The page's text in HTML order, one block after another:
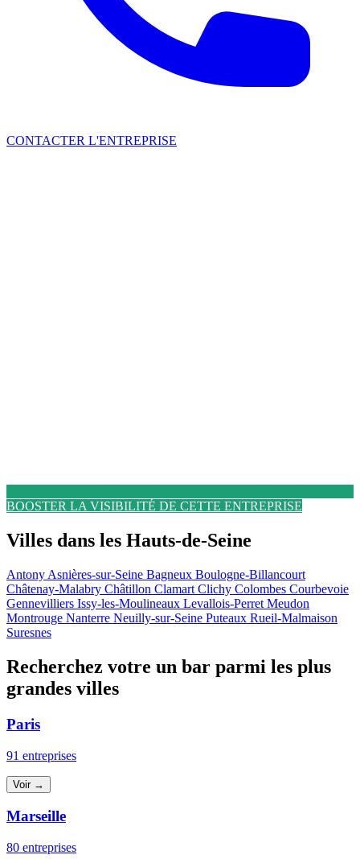
CONTACTER L'ENTREPRISE
BOOSTER LA VISIBILITÉ DE CETTE ENTREPRISE
Villes dans les Hauts-de-Seine
Antony Asnières-sur-Seine Bagneux Boulogne-Billancourt
Châtenay-Malabry Châtillon Clamart Clichy Colombes Courbevoie
Gennevilliers Issy-les-Moulineaux Levallois-Perret Meudon
Montrouge Nanterre Neuilly-sur-Seine Puteaux Rueil-Malmaison
Suresnes
Recherchez votre un bar parmi les plus
grandes villes
Paris
91 entreprises
Voir →
Marseille
80 entreprises